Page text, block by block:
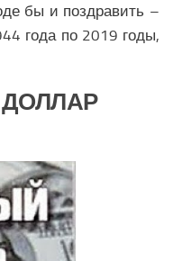
бы и поздравить –
года по 2019 годы,